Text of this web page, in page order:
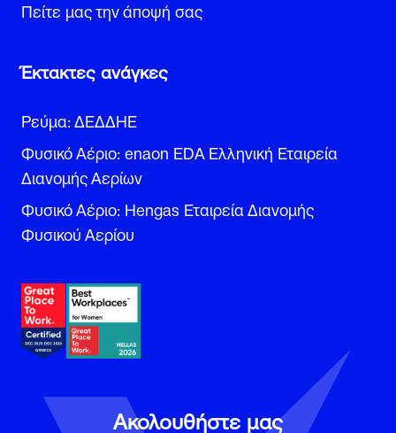
Πείτε μας την άποψή σας
Έκτακτες ανάγκες
Ρεύμα: ΔΕΔΔΗΕ
Φυσικό Αέριο: enaon EDA Ελληνική Εταιρεία
Διανομής Αερίων
Φυσικό Αέριο: Hengas Εταιρεία Διανομής
Φυσικού Αερίου
Ακολουθήστε μας